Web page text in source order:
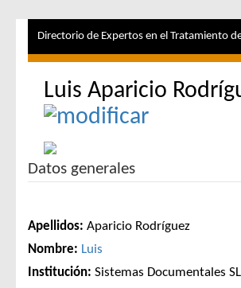
Directorio de Expertos en el Tratamiento
Luis Aparicio
Datos generales
Apellidos: Aparicio Rodríguez
Nombre: Luis
Institución: Sistemas Documentales SL